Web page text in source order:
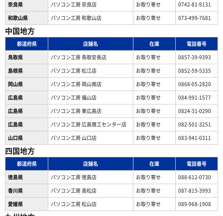
奈良県
パソコン工房 奈良店 お取り寄せ
0742-81-9131
和歌山県
パソコン工房 和歌山店 お取り寄せ 073-499-7681
中国地方
都道府県 店舗名 在庫
電話番号
鳥取県
パソコン工房 鳥取安長店 お取り寄せ
0857-39-9393
島根県
パソコン工房 松江店 お取り寄せ
0852-59-5335
岡山県
パソコン工房 岡山南店 お取り寄せ
0868-05-2820
広島県
パソコン工房 福山店 お取り寄せ
084-991-1577
広島県
パソコン工房 東広島店 お取り寄せ
0824-31-0290
広島県
パソコン工房 広島商工センター店 お取り寄せ
082-501-3251
山口県
パソコン工房 山口店 お取り寄せ 083-941-0311
四国地方
都道府県 店舗名 在庫
電話番号
徳島県
パソコン工房 徳島店 お取り寄せ
088-612-0730
香川県
パソコン工房 高松店 お取り寄せ
087-815-3993
愛媛県
パソコン工房 松山店 お取り寄せ 089-968-1908